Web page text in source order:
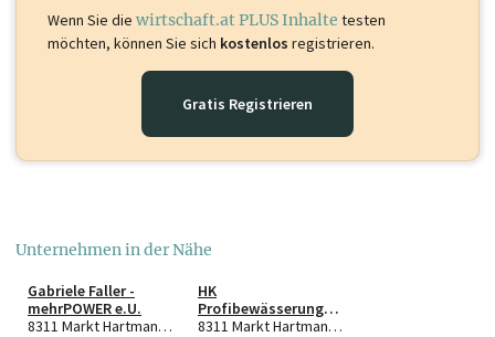
Wenn Sie die wirtschaft.at PLUS Inhalte testen
möchten, können Sie sich kostenlos registrieren.
Gratis Registrieren
Unternehmen in der Nähe
Gabriele Faller -
mehrPOWER e.U.
8311 Markt Hartmannsdorf
HK
Profibewässerungs
GmbH
8311 Markt Hartmannsdorf